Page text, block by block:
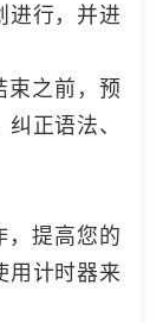
进行，并进
束之前，预
正语法、
，提高您的
用计时器来